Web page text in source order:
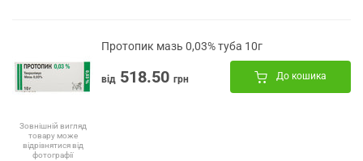
Зовнішній вигляд
товару може
відрізнятися від
фотографії
Протопик мазь 0,03% туба 10г
від 518.50 грн До кошика